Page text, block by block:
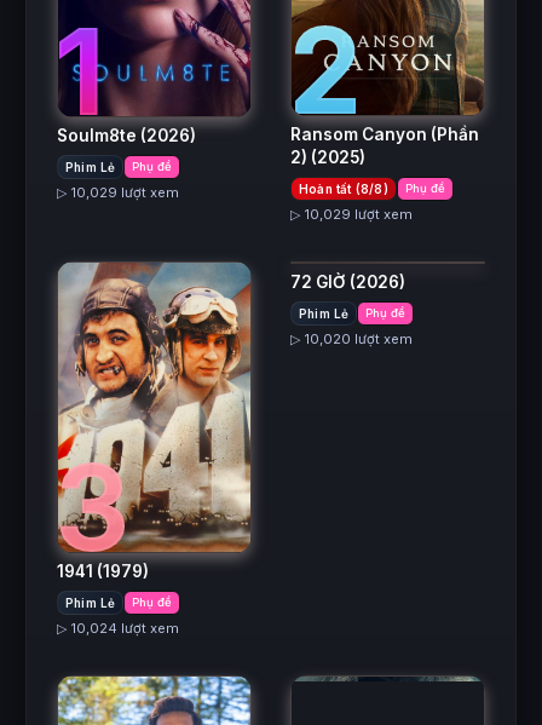
1
Soulm8te (2026)
Phim Lẻ Phụ đề
▷ 10,029 lượt xem
2
Ransom Canyon (Phần
2) (2025)
Hoàn tất (8/8) Phụ đề
▷ 10,029 lượt xem
3
1941 (1979)
Phim Lẻ Phụ đề
▷ 10,024 lượt xem
4
72 GIỜ (2026)
Phim Lẻ Phụ đề
▷ 10,020 lượt xem